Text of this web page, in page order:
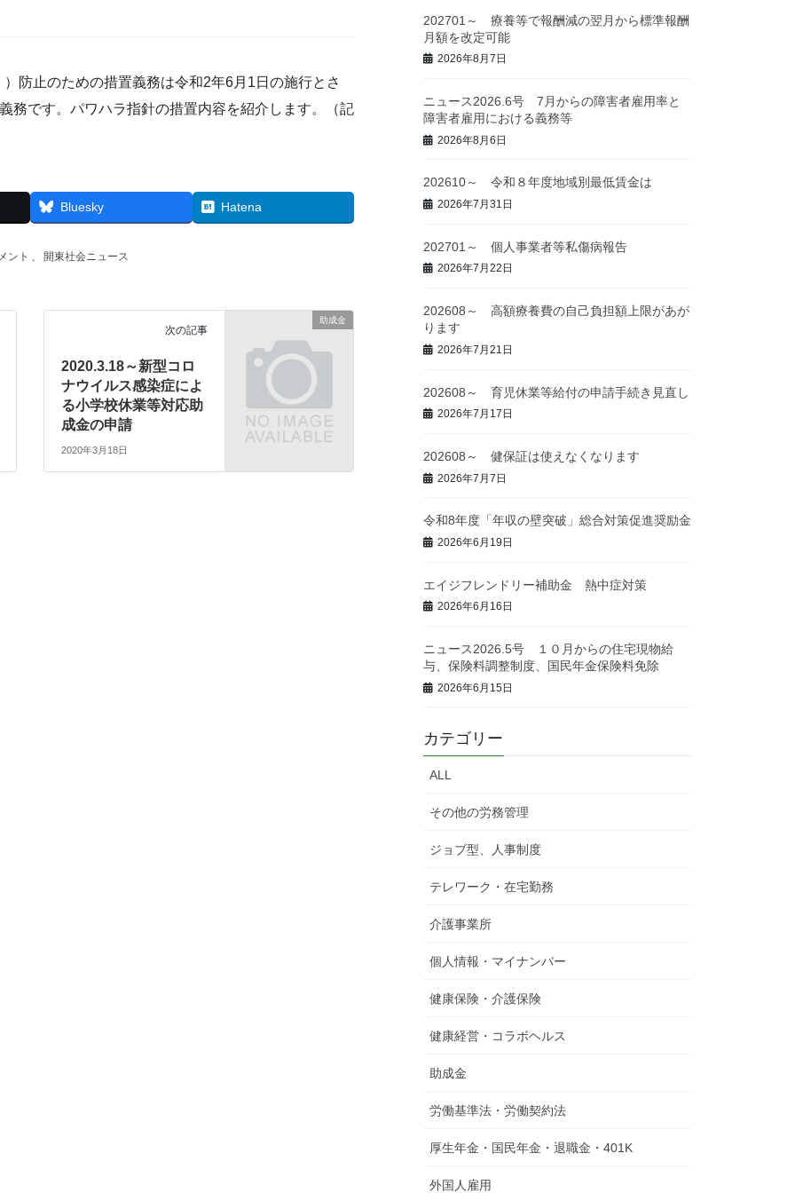
防止のための措置義務は令和2年6月1日の施行とさ
務です。パワハラ指針の措置内容を紹介します。（記
Bluesky Hatena
ント 開東社会ニュース
助成金
次の記事
2020.3.18～新型コロ
ナウイルス感染症によ
る小学校休業等対応助
成金の申請
2020年3月18日
202701～ 療養等で報酬減の翌月から標準報酬
月額を改定可能
2026年8月7日
ニュース2026.6号 7月からの障害者雇用率と
障害者雇用における義務等
2026年8月6日
202610～ 令和８年度地域別最低賃金は
2026年7月31日
202701～ 個人事業者等私傷病報告
2026年7月22日
202608～ 高額療養費の自己負担額上限があが
ります
2026年7月21日
202608～ 育児休業等給付の申請手続き見直し
2026年7月17日
202608～ 健保証は使えなくなります
2026年7月7日
令和8年度「年収の壁突破」総合対策促進奨励金
2026年6月19日
エイジフレンドリー補助金 熱中症対策
2026年6月16日
ニュース2026.5号 １０月からの住宅現物給
与、保険料調整制度、国民年金保険料免除
2026年6月15日
カテゴリー
ALL
その他の労務管理
ジョブ型、人事制度
テレワーク・在宅勤務
介護事業所
個人情報・マイナンバー
健康保険・介護保険
健康経営・コラボヘルス
助成金
労働基準法・労働契約法
厚生年金・国民年金・退職金・401K
外国人雇用